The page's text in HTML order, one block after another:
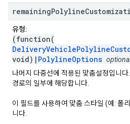
remainingPolyline
유형:
(function(
void)| PolylineOptions
나머지 다중선에 적용된 맞춤설정입니
경로의 일부에 해당합니다.
이 필드를 사용하여 맞춤 스타일 (예: 폴
니다.